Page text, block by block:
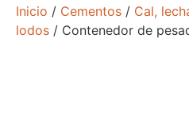
Inicio / Cementos / Cal,
lodos / Contenedor de